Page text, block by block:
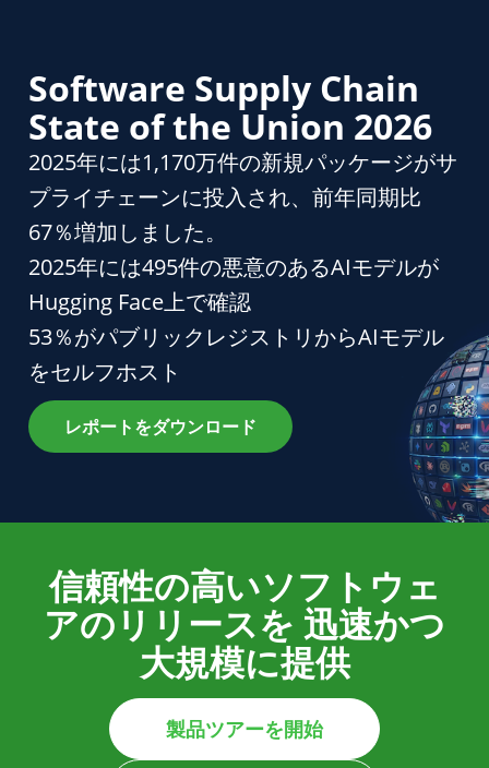
Software Supply Chain
State of the Union 2026
2025年には1,170万件の新規パッケージがサ
プライチェーンに投入され、前年同期比
67％増加しました。
2025年には495件の悪意のあるAIモデルが
Hugging Face上で確認
53％がパブリックレジストリからAIモデル
をセルフホスト
レポートをダウンロード
信頼性の高いソフトウェ
アのリリースを 迅速かつ
大規模に提供
製品ツアーを開始